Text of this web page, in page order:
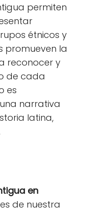
permiten
étnicos y
promueven la
reconocer y
de cada
es
narrativa
latina,
en
de nuestra